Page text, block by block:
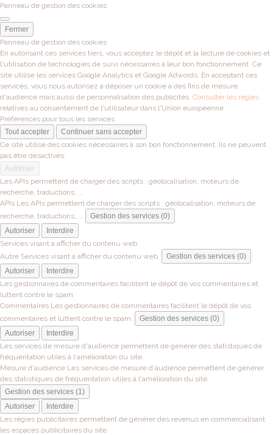
Panneau de gestion des cookies
Fermer
Panneau de gestion des cookies
En autorisant ces services tiers, vous acceptez le dépôt et la lecture de cookies et
l'utilisation de technologies de suivi nécessaires à leur bon fonctionnement. Ce
site utilise les services Google Analytics et Google Adwords. En acceptant ces
services, vous nous autorisez à déposer un cookie à des fins de mesure
d'audience mais aussi de personnalisation des publicités. Consulter les règles
relatives au consentement de l'utilisateur dans l'Union européenne.
Préférences pour tous les services
Tout accepter
Continuer sans accepter
Ce site utilise des cookies nécessaires à son bon fonctionnement. Ils ne peuvent
pas être désactivés.
Autoriser
Les APIs permettent de charger des scripts : géolocalisation, moteurs de
recherche, traductions, ...
APIs Les APIs permettent de charger des scripts : géolocalisation, moteurs de
recherche, traductions, ...
Gestion des services (0)
Autoriser
Interdire
Services visant à afficher du contenu web.
Autre Services visant à afficher du contenu web.
Gestion des services (0)
Autoriser
Interdire
Les gestionnaires de commentaires facilitent le dépôt de vos commentaires et
luttent contre le spam.
Commentaires Les gestionnaires de commentaires facilitent le dépôt de vos
commentaires et luttent contre le spam.
Gestion des services (0)
Autoriser
Interdire
Les services de mesure d'audience permettent de générer des statistiques de
fréquentation utiles à l'amélioration du site.
Mesure d'audience Les services de mesure d'audience permettent de générer
des statistiques de fréquentation utiles à l'amélioration du site.
Gestion des services (1)
Autoriser
Interdire
Les régies publicitaires permettent de générer des revenus en commercialisant
les espaces publicitaires du site.